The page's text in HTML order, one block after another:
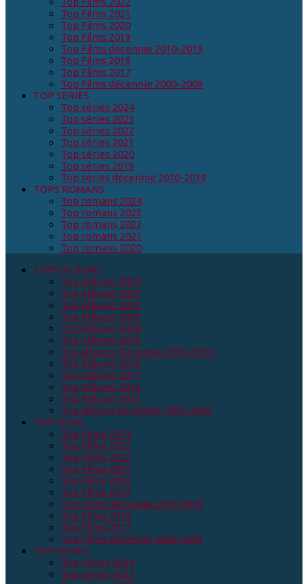
Top Films 2021
Top Films 2020
Top Films 2019
Top Films décennie 2010-2019
Top Films 2018
Top Films 2017
Top Films décennie 2000-2009
TOP SERIES
Top séries 2024
Top séries 2023
Top séries 2022
Top séries 2021
Top séries 2020
Top séries 2019
Top séries décennie 2010-2019
TOPS ROMANS
Top romans 2024
Top romans 2023
Top romans 2022
Top romans 2021
Top romans 2020
TOPS ALBUMS
Top Albums 2024
Top Albums 2023
Top Albums 2022
Top Albums 2021
Top Albums 2020
Top Albums 2019
Top albums Décennie 2010-2019
Top Albums 2018
Top Albums 2017
Top Albums 2016
Top Albums 2015
Top albums décennie 2000-2009
TOP FILMS
Top Films 2024
Top Films 2023
Top Films 2022
Top Films 2021
Top Films 2020
Top Films 2019
Top Films décennie 2010-2019
Top Films 2018
Top Films 2017
Top Films décennie 2000-2009
TOP SERIES
Top séries 2024
Top séries 2023